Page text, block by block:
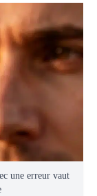
une erreur vaut